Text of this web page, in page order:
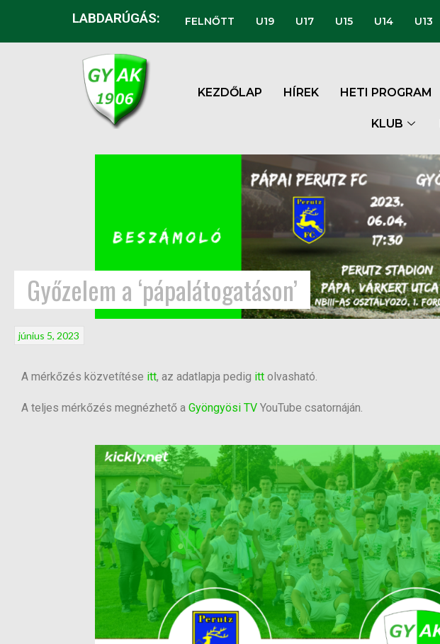
LABDARÚGÁS: FELNŐTT U19 U17 U15 U14 U13
KEZDŐLAP HÍREK HETI PROGRAM
KLUB
Győzelem a ‘pápalátogatáson’
június 5, 2023
A mérkőzés közvetítése itt, az adatlapja pedig itt olvasható.
A teljes mérkőzés megnézhető a Gyöngyösi TV YouTube csatornáján.